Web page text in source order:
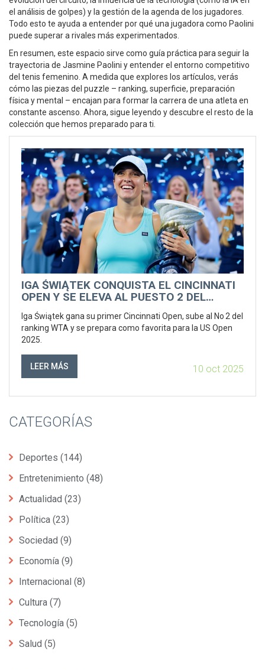
el análisis de golpes) y la gestión de la agenda de los jugadores.
Todo esto te ayuda a entender por qué una jugadora como Paolini
puede superar a rivales más experimentados.
En resumen, este espacio sirve como guía práctica para seguir la
trayectoria de Jasmine Paolini y entender el entorno competitivo
del tenis femenino. A medida que explores los artículos, verás
cómo las piezas del puzzle – ranking, superficie, preparación
física y mental – encajan para formar la carrera de una atleta en
constante ascenso. Ahora, sigue leyendo y descubre el resto de la
colección que hemos preparado para ti.
IGA ŚWIĄTEK CONQUISTA EL CINCINNATI
OPEN Y SE ELEVA AL PUESTO 2 DEL
RANKING
Iga Świątek gana su primer Cincinnati Open, sube al No 2 del
ranking WTA y se prepara como favorita para la US Open
2025.
LEER MÁS 10 oct 2025
CATEGORÍAS
Deportes (144)
Entretenimiento (48)
Actualidad (23)
Política (23)
Sociedad (9)
Economía (9)
Internacional (8)
Cultura (7)
Tecnología (5)
Salud (5)